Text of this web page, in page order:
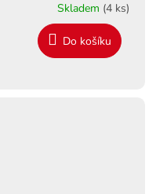
Skladem (4 ks)
Do košíku